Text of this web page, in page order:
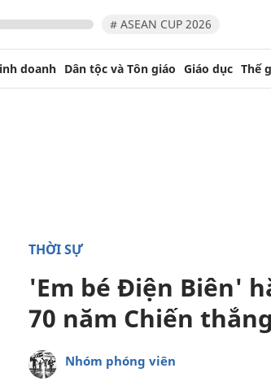
# ASEAN CUP 2026
doanh Dân tộc và Tôn giáo Giáo dục Thế
THỜI SỰ
'Em bé Điện Biên'
70 năm Chiến
Nhóm phóng viên